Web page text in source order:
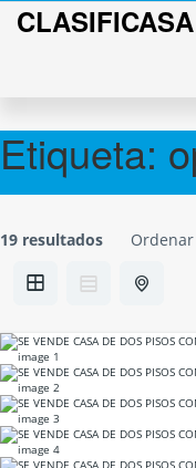
CLASIFICASA
Etiqueta:
19 resultados